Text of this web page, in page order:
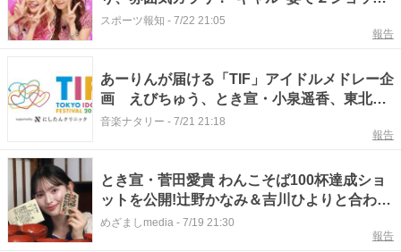
「ぴよまる爆誕」
スポーツ報知 - 7/22 21:05
報告
あーりんが届ける「TIF」アイドルメドレー企
画 えびちゅう、とき宣・小泉遥香、東北
産、きゅるしてら参加
音楽ナタリー - 7/21 21:18
報告
とき宣・菅田愛貴 わんこそば100杯達成ショ
ットを公開!辻野かなみ＆吉川ひよりと合わせ
て308杯の脅威の記録に「すごすぎる!」「フ
めざましmedia - 7/19 21:30
報告